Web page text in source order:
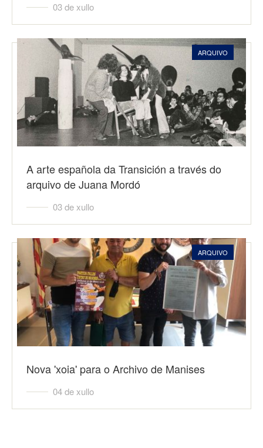
03 de xullo
ARQUIVO
A arte española da Transición a través do
arquivo de Juana Mordó
03 de xullo
ARQUIVO
Nova 'xoia' para o Archivo de Manises
04 de xullo